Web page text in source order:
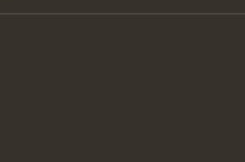
Zanetti verbüßt dort die
beging. Sie hatte die
dem Verbrechen